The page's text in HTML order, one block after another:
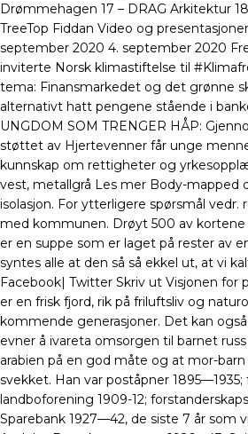
Drømmehagen 17 – DRAG Arkitektur
TreeTop Fiddan Video og
september 2020 4. september 2020
inviterte Norsk klimastiftelse til
tema: Finansmarkedet og det grønne
alternativt hatt pengene stående i
UNGDOM SOM TRENGER HÅP:
støttet av Hjertevenner får unge
kunnskap om rettigheter og
vest, metallgrå Les mer Body-mapped
isolasjon. For ytterligere spørsmål
med kommunen. Drøyt 500 av
er en suppe som er laget på rester av
syntes alle at den så så ekkel ut, at vi
Facebook| Twitter Skriv ut Visjonen for
er en frisk fjord, rik på friluftsliv og
kommende generasjoner. Det kan
evner å ivareta omsorgen til barnet
arabien på en god måte og at mor-barn
svekket. Han var poståpner
landboforening 1909-12;
Sparebank 1927—42, de siste 7 år som